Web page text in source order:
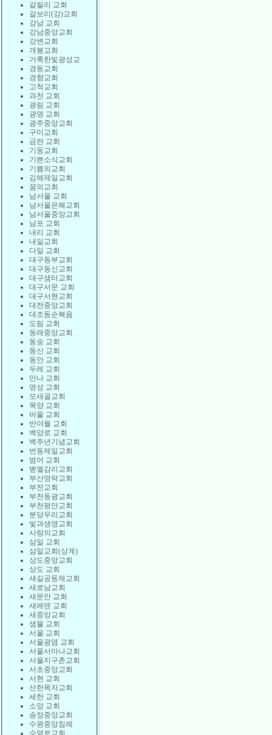
갈릴리 교회
갈보리(강)교회
강남 교회
강남중앙교회
강변교회
개봉교회
거룩한빛광성교
경동교회
경향교회
고척교회
과천 교회
광림 교회
광명 교회
광주중앙교회
구미교회
금란 교회
기둥교회
기쁜소식교회
기쁨의교회
김해제일교회
꿈의교회
남서울 교회
남서울은혜교회
남서울중앙교회
남포 교회
내리 교회
내일교회
다일 교회
대구동부교회
대구동신교회
대구샘터교회
대구서문 교회
대구서현교회
대전중앙교회
대조동순복음
도림 교회
동래중앙교회
동숭 교회
동신 교회
동안 교회
두레 교회
만나 교회
명성 교회
모새골교회
목양 교회
바울 교회
반야월 교회
백양로 교회
백주년기념교회
번동제일교회
범어 교회
벧엘감리교회
부산영락교회
부전교회
부천동광교회
부천평안교회
분당우리교회
빛과생명교회
사랑의교회
삼일 교회
삼일교회(상계)
상도중앙교회
상도 교회
새길공동체교회
새로남교회
새문안 교회
새에덴 교회
새중앙교회
샘물 교회
서울 교회
서울광염 교회
서울서마나교회
서울지구촌교회
서초중앙교회
서현 교회
선한목자교회
세한 교회
소망 교회
송정중앙교회
수원중앙침례
수영로교회